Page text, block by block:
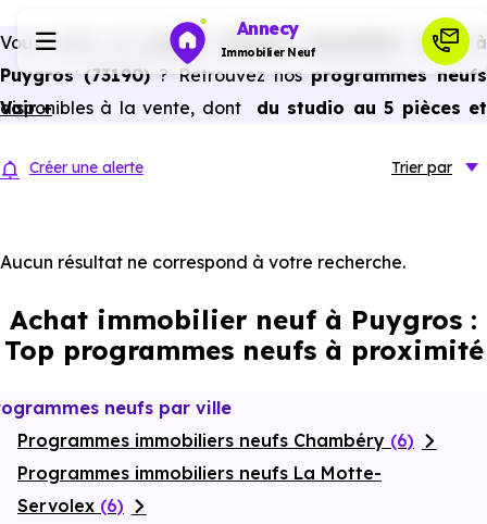
Annecy
Immobilier Neuf
Investir
Actualités
Ressources
Financer
Vous avez un
projet d’achat immobilier neuf à
Puygros (73190) ? Retrouvez nos programmes neufs
disponibles à la vente, dont
du studio au 5 pièces et
avantages du neuf :PTZ, TVA réduitedans certains cas,
énergétiques, garanties constructeur, etc.
Voir +
Créer une alerte Trier par
Aucun résultat ne correspond à votre recherche.
Achat immobilier neuf à Puygros :
Top programmes neufs à proximité
neufs par ville
Programmes immobiliers neufs Chambéry (6)
Programmes immobiliers neufs La Motte-
Servolex (6)